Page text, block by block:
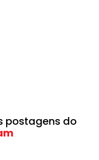
postagens do